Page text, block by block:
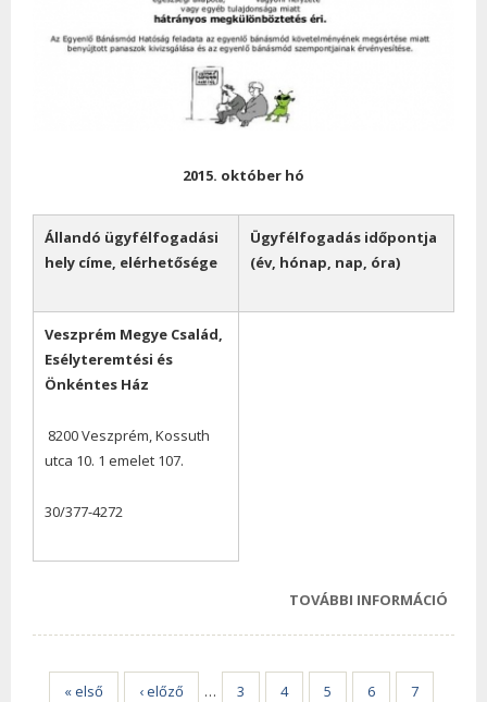
2015. október hó
Állandó ügyfélfogadási
hely címe, elérhetősége
Ügyfélfogadás időpontja
(év, hónap, nap, óra)
Veszprém Megye Család,
Esélyteremtési és
Önkéntes Ház
8200 Veszprém, Kossuth
utca 10. 1 emelet 107.
30/377-4272
TOVÁBBI INFORMÁCIÓ
« első ‹ előző … 3 4 5 6 7